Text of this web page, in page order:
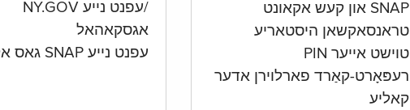
/עפנט נייע NY.GOV
אגסקאהאל
עפנט נייע SNAP גאס אקאונט
SNAP און קעש אקאונט
טראנסאקשאן היסטאריע
טוישט אייער PIN
רעפּאָרט-קאַרד פארלוירן אדער
קאליע